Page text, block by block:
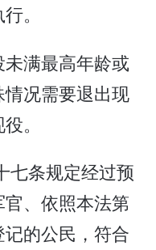
。
满最高年龄或
况需要退出现
。
七条规定经过预
、依照本法第
的公民，符合